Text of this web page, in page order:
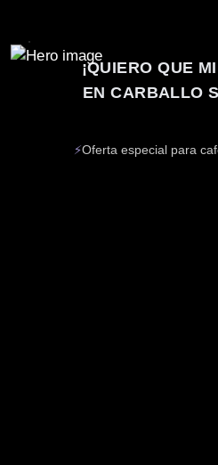
¡QUIERO QUE
EN CARBALLO
⚡Oferta especial para